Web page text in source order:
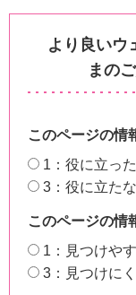
より良いウ
まの
このページの情
1：役に立った
3：役に立た
このページの情
1：見つけや
3：見つけに